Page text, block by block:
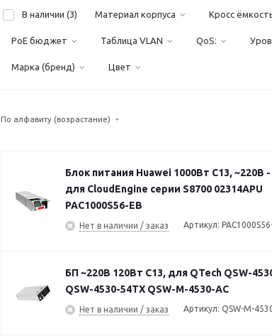
В наличии (3) Материал корпуса Кросс
PoE бюджет Таблица VLAN QoS:
Марка (бренд) Цвет
По алфавиту (возрастание)
Блок питания Huawei 1000Вт C13, ~220В
для CloudEngine серии S8700 02314APU
PAC1000S56-EB
Нет в наличии / заказ Артикул:
БП ~220В 120Вт C13, для QTech QSW-
QSW-4530-54TX QSW-M-4530-AC
Нет в наличии / заказ Артикул: QSW-M-